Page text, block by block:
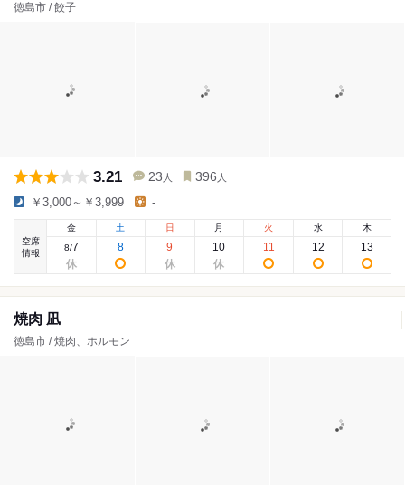
徳島市 / 餃子
3.21 23 人 396 人
￥3,000～￥3,999 -
空席
情報
金
8/7
土
8
日
9
月
10
火
11
水
12
木
13
焼肉 凪
徳島市 / 焼肉、ホルモン